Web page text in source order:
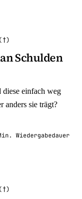
Schulden
diese einfach weg
anders sie trägt?
Wiedergabedauer